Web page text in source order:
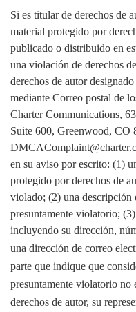
Si es titular de derechos de
material protegido por
publicado o distribuido en
una violación de derechos
derechos de autor
mediante Correo postal de
Charter Communications,
Suite 600, Greenwood, CO
en su aviso por escrito: (1)
protegido por derechos de
violado; (2) una descripción
presuntamente violatorio;
incluyendo su dirección,
una dirección de correo
parte que indique que
presuntamente violatorio no
derechos de autor, su